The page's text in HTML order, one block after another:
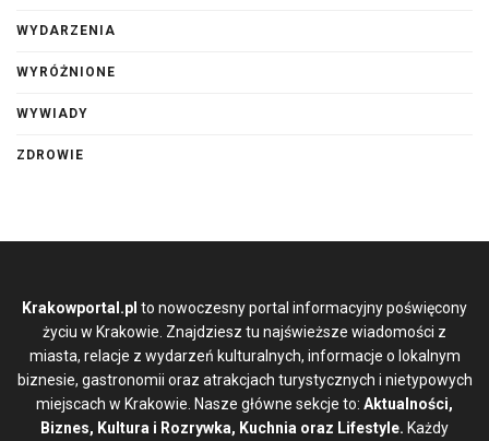
WYDARZENIA
WYRÓŻNIONE
WYWIADY
ZDROWIE
Krakowportal.pl to nowoczesny portal informacyjny poświęcony
życiu w Krakowie. Znajdziesz tu najświeższe wiadomości z
miasta, relacje z wydarzeń kulturalnych, informacje o lokalnym
biznesie, gastronomii oraz atrakcjach turystycznych i nietypowych
miejscach w Krakowie. Nasze główne sekcje to: Aktualności,
Biznes, Kultura i Rozrywka, Kuchnia oraz Lifestyle. Każdy